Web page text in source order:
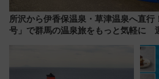
所沢から伊香保温泉・草津温泉へ直行
号」で群馬の温泉旅をもっと気軽に